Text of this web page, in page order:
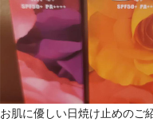
お肌に優しい日焼け止めのご